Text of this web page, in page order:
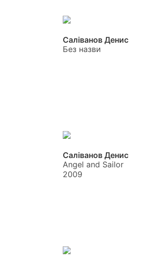
Саліванов Денис
Без назви
Саліванов Денис
Angel and Sailor
2009